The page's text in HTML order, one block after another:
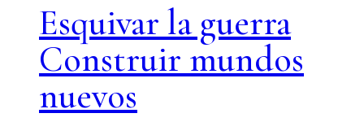
Esquivar la guerra
Construir mundos
nuevos